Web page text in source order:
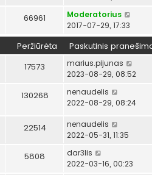
66961
Moderatorius
2017-07-29, 17:33
Peržiūrėta Paskutinis
17573
marius.pijunas
2023-08-29, 08:52
130268
nenaudelis
2022-08-29, 08:24
22514
nenaudelis
2022-05-31, 11:35
5808
dar3lis
2022-03-16, 00:23